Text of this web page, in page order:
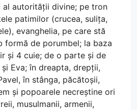
al autorității divine; pe tron
patimilor (crucea, sulița,
evanghelia, pe care stă
formă de porumbel; la baza
și 4 cuie; de o parte și de
Eva; în dreapta, drepții,
în stânga, păcătoșii,
și popoarele necreștine ori
musulmanii, armenii,